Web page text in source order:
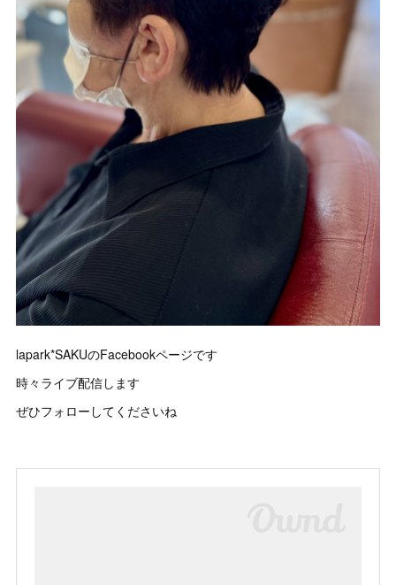
lapark*SAKUのFacebookページです
時々ライブ配信します
ぜひフォローしてくださいね